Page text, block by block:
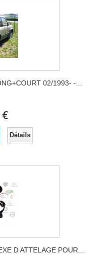
02/1993- -...
Détails
D ATTELAGE POUR...